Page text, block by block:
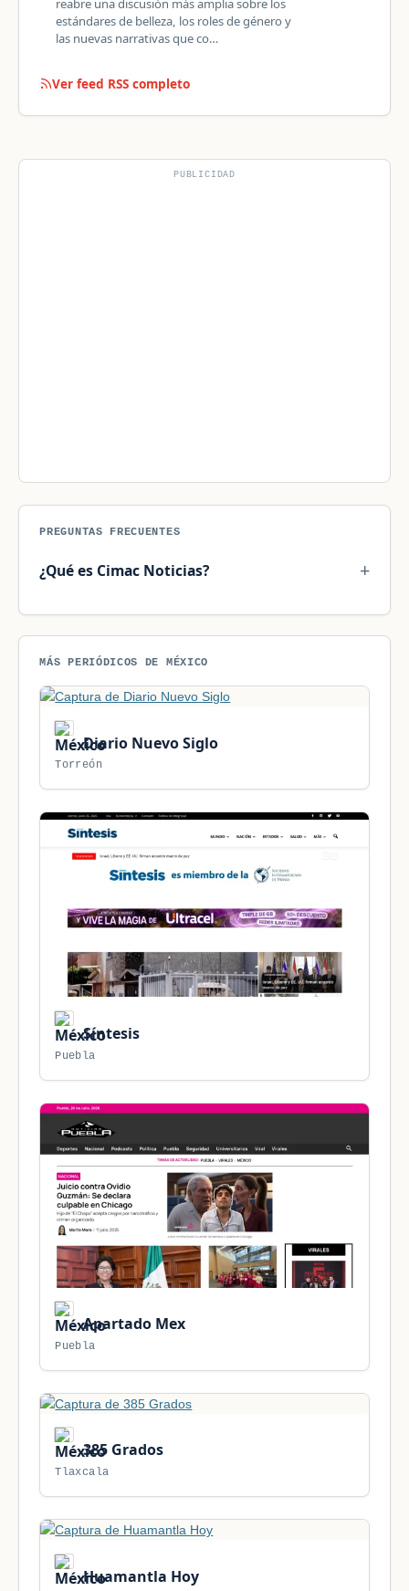
reabre una discusión más amplia sobre los
estándares de belleza, los roles de género y
las nuevas narrativas que co…
Ver feed RSS completo
PUBLICIDAD
PREGUNTAS FRECUENTES
¿Qué es Cimac Noticias?
MÁS PERIÓDICOS DE MÉXICO
Diario Nuevo Siglo
Torreón
Síntesis
Puebla
Apartado Mex
Puebla
385 Grados
Tlaxcala
Huamantla Hoy